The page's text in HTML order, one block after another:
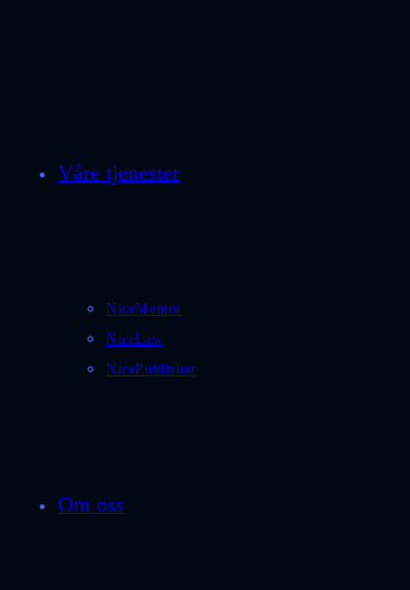
Våre tjenester
NiceMentor
NiceLaw
NicePublisher
Om oss